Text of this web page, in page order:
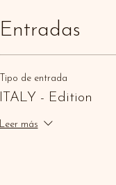
Entradas
Tipo de entrada
ITALY - Edition
Leer más